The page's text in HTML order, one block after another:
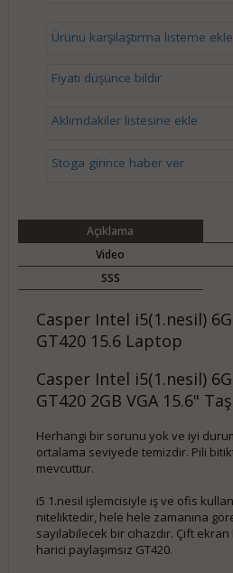
Ürünü karşılaştırma listeme ekle
Fiyatı düşünce bildir
Aklımdakiler listesine ekle
Stoga girince haber ver
Açıklama
Video
SSS
Casper Intel i5(1.nesil)
GT420 15.6 Laptop
Casper Intel i5(1.nesil)
GT420 2GB VGA 15.6"
Herhangi bir sorunu yok ve iyi
ortalama seviyede temizdir. Pili
mevcuttur.
i5 1.nesil işlemcisiyle iş ve ofis
niteliktedir, hele hele zamanına
sayılabilecek bir cihazdır. Çift
harici paylaşımsız GT420.